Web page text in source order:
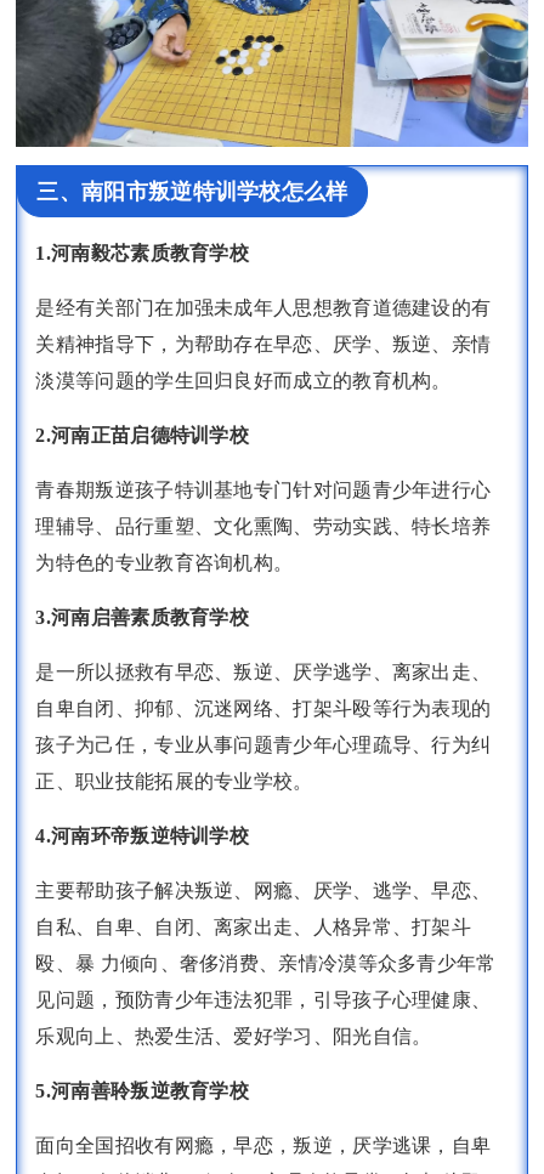
三、南阳市叛逆特训学校怎么样
1.河南毅芯素质教育学校
是经有关部门在加强未成年人思想教育道德建设的有
关精神指导下，为帮助存在早恋、厌学、叛逆、亲情
淡漠等问题的学生回归良好而成立的教育机构。
2.河南正苗启德特训学校
青春期叛逆孩子特训基地专门针对问题青少年进行心
理辅导、品行重塑、文化熏陶、劳动实践、特长培养
为特色的专业教育咨询机构。
3.河南启善素质教育学校
是一所以拯救有早恋、叛逆、厌学逃学、离家出走、
自卑自闭、抑郁、沉迷网络、打架斗殴等行为表现的
孩子为己任，专业从事问题青少年心理疏导、行为纠
正、职业技能拓展的专业学校。
4.河南环帝叛逆特训学校
主要帮助孩子解决叛逆、网瘾、厌学、逃学、早恋、
自私、自卑、自闭、离家出走、人格异常、打架斗
殴、暴 力倾向、奢侈消费、亲情冷漠等众多青少年常
见问题，预防青少年违法犯罪，引导孩子心理健康、
乐观向上、热爱生活、爱好学习、阳光自信。
5.河南善聆叛逆教育学校
面向全国招收有网瘾，早恋，叛逆，厌学逃课，自卑